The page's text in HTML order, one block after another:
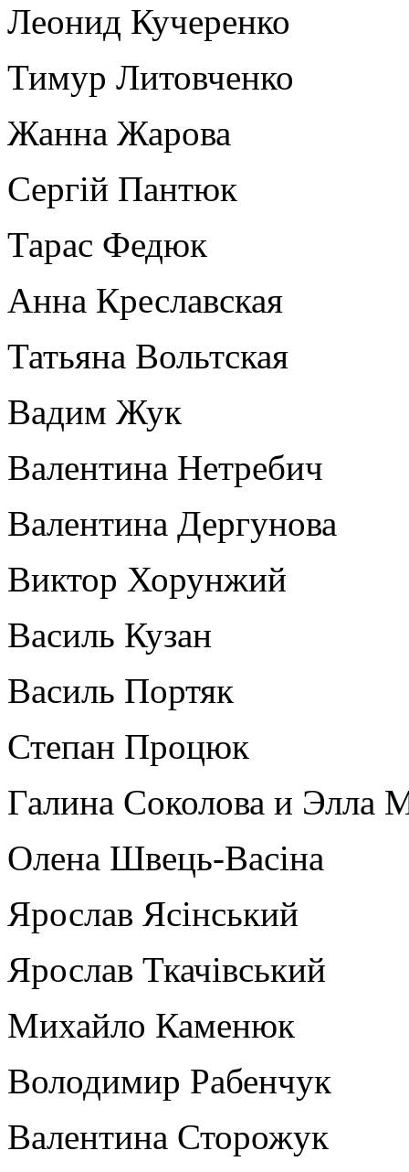
Леонид Кучеренко
Тимур Литовченко
Жанна Жарова
Сергій Пантюк
Тарас Федюк
Анна Креславская
Татьяна Вольтская
Вадим Жук
Валентина Нетребич
Валентина Дергунова
Виктор Хорунжий
Василь Кузан
Василь Портяк
Степан Процюк
Галина Соколова и Элла
Олена Швець-Васіна
Ярослав Ясінський
Ярослав Ткачівський
Михайло Каменюк
Володимир Рабенчук
Валентина Сторожук